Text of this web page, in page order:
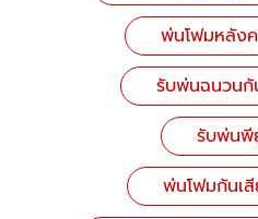
พ่นโฟมหลัง
รับพ่นฉนวนกั
รับพ่นพี
พ่นโฟมกันเ